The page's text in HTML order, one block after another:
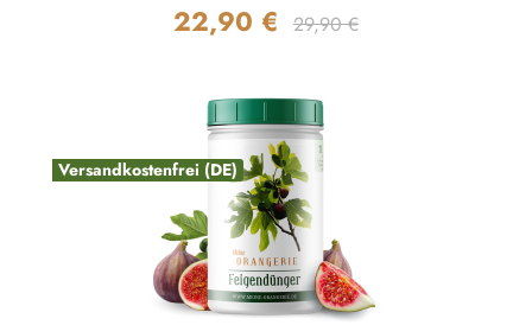
Verkaufspreis:
22,90 € Regulärer Preis:
29,90 €
Versandkostenfrei (DE)